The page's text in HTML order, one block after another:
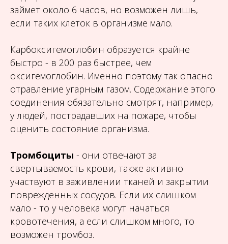
займет около 6 часов, но возможен лишь,
если таких клеток в организме мало.
Карбоксигемоглобин образуется крайне
быстро - в 200 раз быстрее, чем
оксигемоглобин. Именно поэтому так опасно
отравление угарным газом. Содержание этого
соединения обязательно смотрят, например,
у людей, пострадавших на пожаре, чтобы
оценить состояние организма.
Тромбоциты - они отвечают за
свертываемость крови, также активно
участвуют в заживлении тканей и закрытии
поврежденных сосудов. Если их слишком
мало - то у человека могут начаться
кровотечения, а если слишком много, то
возможен тромбоз.